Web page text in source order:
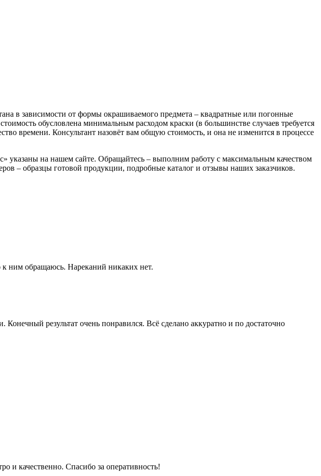
в зависимости от формы окрашиваемого предмета – квадратные или погонные
обусловлена минимальным расходом краски (в большинстве случаев требуется
времени. Консультант назовёт вам общую стоимость, и она не изменится в процессе
указаны на нашем сайте. Обращайтесь – выполним работу с максимальным качеством
– образцы готовой продукции, подробные каталог и отзывы наших заказчиков.
к ним обращаюсь. Нареканий никаких нет.
результат очень понравился. Всё сделано аккуратно и по достаточно
и качественно. Спасибо за оперативность!